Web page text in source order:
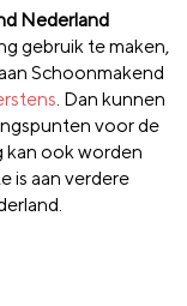
Nederland
gebruik te maken,
Schoonmakend
. Dan kunnen
voor de
kan ook worden
is aan verdere